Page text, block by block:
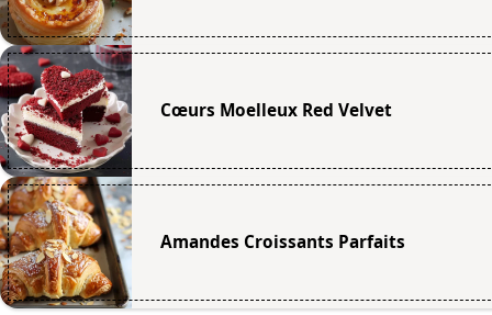
Cœurs Moelleux Red Velvet
Amandes Croissants Parfaits